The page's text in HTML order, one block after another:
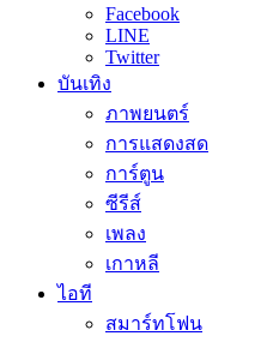
Facebook
LINE
Twitter
บันเทิง
ภาพยนตร์
การแสดงสด
การ์ตูน
ซีรีส์
เพลง
เกาหลี
ไอที
สมาร์ทโฟน